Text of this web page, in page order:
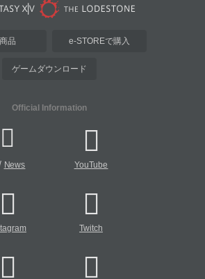
品 e-STOREで購入
ゲームダウンロード
Official Information
News YouTube
Twitch